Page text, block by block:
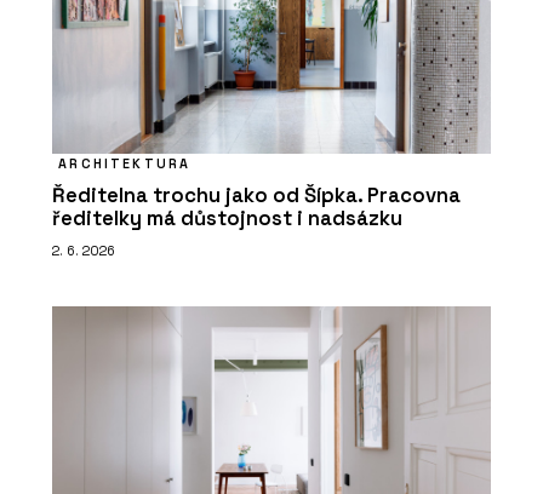
ARCHITEKTURA
Ředitelna trochu jako od Šípka. Pracovna
ředitelky má důstojnost i nadsázku
2. 6. 2026